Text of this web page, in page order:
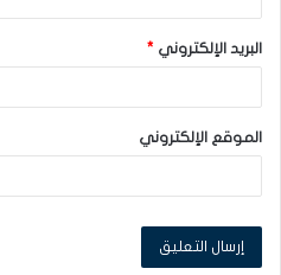
البريد الإلكتروني *
الموقع الإلكتروني